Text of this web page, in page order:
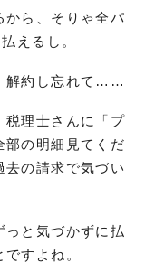
から、そりゃ全パ
えるし。
解約し忘れて……
税理士さんに「プ
部の明細見てくだ
去の請求で気づい
っと気づかずに払
すよね。